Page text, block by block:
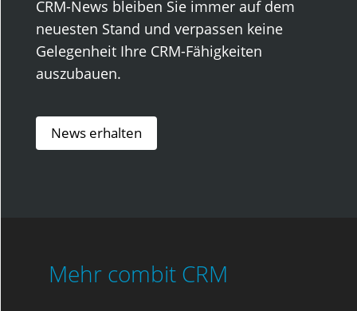
CRM-News bleiben Sie immer auf dem
neuesten Stand und verpassen keine
Gelegenheit Ihre CRM-Fähigkeiten
auszubauen.
News erhalten
Mehr combit CRM